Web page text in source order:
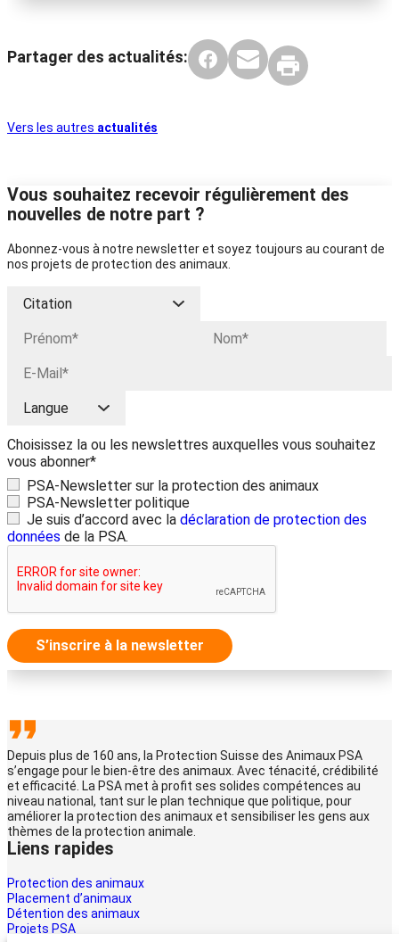
Partager des actualités:
Vers les autres actualités
Vous souhaitez recevoir régulièrement des
nouvelles de notre part ?
Abonnez-vous à notre newsletter et soyez toujours au courant de
nos projets de protection des animaux.
Choisissez la ou les newslettres auxquelles vous souhaitez
vous abonner*
PSA-Newsletter sur la protection des animaux
PSA-Newsletter politique
Je suis d’accord avec la déclaration de protection des
données de la PSA.
S’inscrire à la newsletter
Depuis plus de 160 ans, la Protection Suisse des Animaux PSA
s’engage pour le bien-être des animaux. Avec ténacité, crédibilité
et efficacité. La PSA met à profit ses solides compétences au
niveau national, tant sur le plan technique que politique, pour
améliorer la protection des animaux et sensibiliser les gens aux
thèmes de la protection animale.
Liens rapides
Protection des animaux
Placement d’animaux
Détention des animaux
Projets PSA